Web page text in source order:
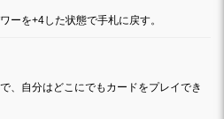
ーを+4した状態で手札に戻す。
、自分はどこにでもカードをプレイでき